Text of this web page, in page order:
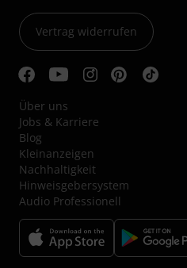
Vertrag widerrufen
Über uns
Jobs & Karriere
Blog
Kleinanzeigen
Nachhaltigkeit
Hinweisgebersystem
Audio Professionell